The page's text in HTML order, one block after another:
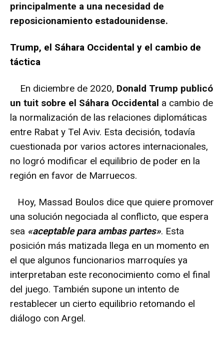
principalmente a una necesidad de
reposicionamiento estadounidense.
Trump, el Sáhara Occidental y el cambio de
táctica
En diciembre de 2020, Donald Trump publicó
un tuit sobre el Sáhara Occidental a cambio de
la normalización de las relaciones diplomáticas
entre Rabat y Tel Aviv. Esta decisión, todavía
cuestionada por varios actores internacionales,
no logró modificar el equilibrio de poder en la
región en favor de Marruecos.
Hoy, Massad Boulos dice que quiere promover
una solución negociada al conflicto, que espera
sea «aceptable para ambas partes». Esta
posición más matizada llega en un momento en
el que algunos funcionarios marroquíes ya
interpretaban este reconocimiento como el final
del juego. También supone un intento de
restablecer un cierto equilibrio retomando el
diálogo con Argel.